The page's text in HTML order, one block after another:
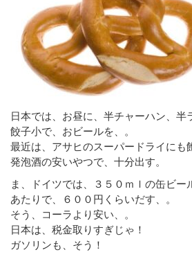
日本では、お昼に、半チャーハン、半
餃子小で、おビールを、。
最近は、アサヒのスーパードライにも
発泡酒の安いやつで、十分出す。
ま、ドイツでは、３５０ｍｌの缶ビー
あたりで、６００円くらいだす、。
そう、コーラより安い、。
日本は、税金取りすぎじゃ！
ガソリンも、そう！